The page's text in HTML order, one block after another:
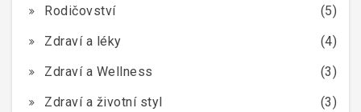
Rodičovství
(5)
Zdraví a léky
(4)
Zdraví a Wellness
(3)
Zdraví a životní styl
(3)